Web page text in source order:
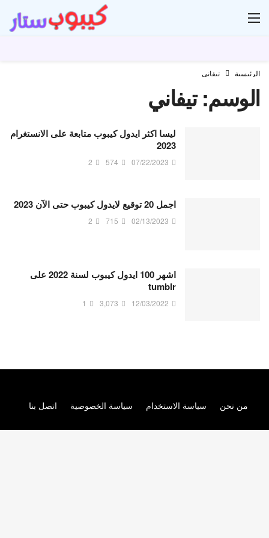
الرئيسية تيفاني
الوسم:تيفاني
ليسا اكثر ايدول كيبوب متابعة على الانستغرام
2023
07/22/2023
574
2
اجمل 20 توقيع لايدول كيبوب حتى الآن 2023
02/13/2023
715
2
اشهر 100 ايدول كيبوب لسنة 2022 على
tumblr
12/03/2022
3,073
1
من نحن سياسة الاستخدام سياسة الخصوصية اتصل بنا